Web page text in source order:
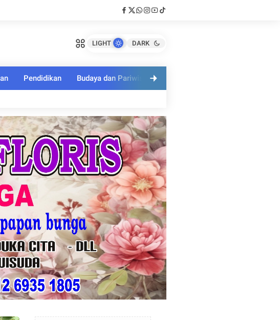
LIGHT DARK
Pendidikan Budaya dan Pariwisata